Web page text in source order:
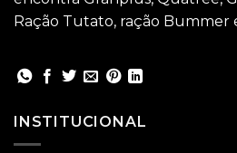
Ração Tutato, ração Bummer
INSTITUCIONAL